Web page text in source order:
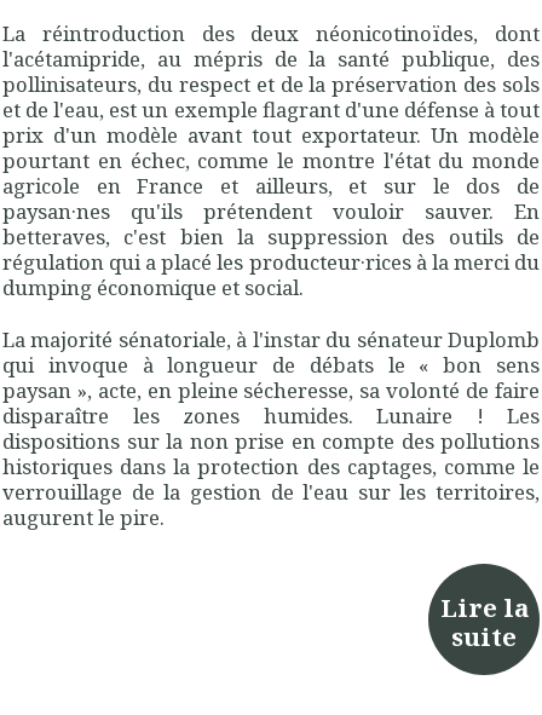
La réintroduction des deux néonicotinoïdes, dont
l'acétamipride, au mépris de la santé publique, des
pollinisateurs, du respect et de la préservation des sols
et de l'eau, est un exemple flagrant d'une défense à tout
prix d'un modèle avant tout exportateur. Un modèle
pourtant en échec, comme le montre l'état du monde
agricole en France et ailleurs, et sur le dos de
paysan·nes qu'ils prétendent vouloir sauver. En
betteraves, c'est bien la suppression des outils de
régulation qui a placé les producteur·rices à la merci du
dumping économique et social.
La majorité sénatoriale, à l'instar du sénateur Duplomb
qui invoque à longueur de débats le « bon sens
paysan », acte, en pleine sécheresse, sa volonté de faire
disparaître les zones humides. Lunaire ! Les
dispositions sur la non prise en compte des pollutions
historiques dans la protection des captages, comme le
verrouillage de la gestion de l'eau sur les territoires,
augurent le pire.
Lire la
suite